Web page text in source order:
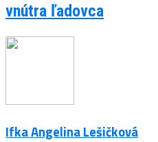
vnútra ľadovca
Ifka Angelina Lešičková